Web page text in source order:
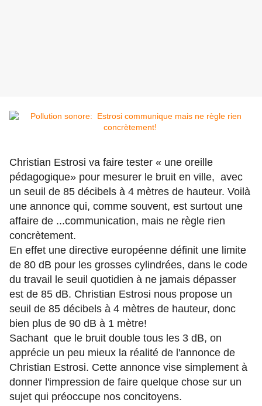
Christian Estrosi va faire tester « une oreille
pédagogique» pour mesurer le bruit en ville, avec
un seuil de 85 décibels à 4 mètres de hauteur. Voilà
une annonce qui, comme souvent, est surtout une
affaire de ...communication, mais ne règle rien
concrètement.
En effet une directive européenne définit une limite
de 80 dB pour les grosses cylindrées, dans le code
du travail le seuil quotidien à ne jamais dépasser
est de 85 dB. Christian Estrosi nous propose un
seuil de 85 décibels à 4 mètres de hauteur, donc
bien plus de 90 dB à 1 mètre!
Sachant que le bruit double tous les 3 dB, on
apprécie un peu mieux la réalité de l'annonce de
Christian Estrosi. Cette annonce vise simplement à
donner l'impression de faire quelque chose sur un
sujet qui préoccupe nos concitoyens.